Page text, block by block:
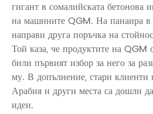
гигант в сомалийската бетонова
на машините QGM. На панаира в
направи друга поръчка на
Той каза, че продуктите на
били първият избор за него за
му. В допълнение, стари клиенти
Арабия и други места са дошли
идеи.